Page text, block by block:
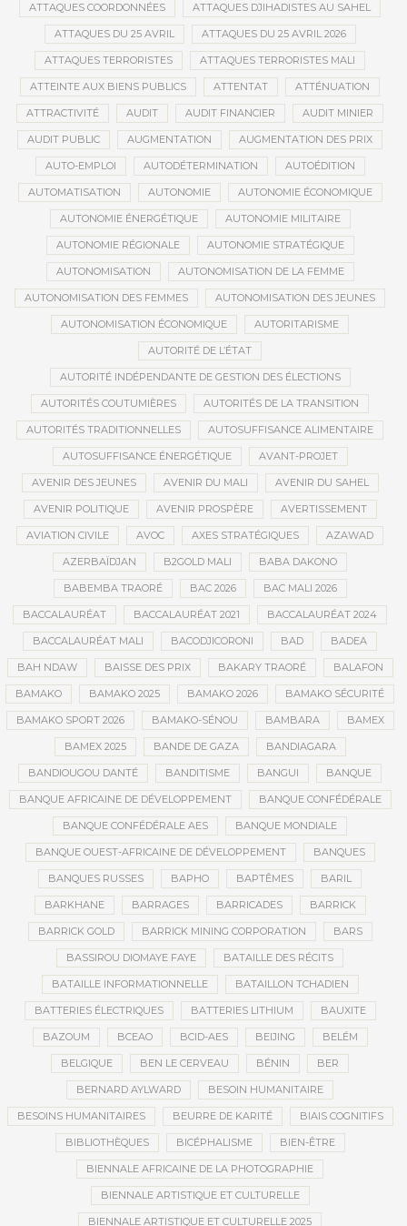
ATTAQUES COORDONNÉES ATTAQUES DJIHADISTES AU SAHEL
ATTAQUES DU 25 AVRIL ATTAQUES DU 25 AVRIL 2026
ATTAQUES TERRORISTES ATTAQUES TERRORISTES MALI
ATTEINTE AUX BIENS PUBLICS ATTENTAT ATTÉNUATION
ATTRACTIVITÉ AUDIT AUDIT FINANCIER AUDIT MINIER
AUDIT PUBLIC AUGMENTATION AUGMENTATION DES PRIX
AUTO-EMPLOI AUTODÉTERMINATION AUTOÉDITION
AUTOMATISATION AUTONOMIE AUTONOMIE ÉCONOMIQUE
AUTONOMIE ÉNERGÉTIQUE AUTONOMIE MILITAIRE
AUTONOMIE RÉGIONALE AUTONOMIE STRATÉGIQUE
AUTONOMISATION AUTONOMISATION DE LA FEMME
AUTONOMISATION DES FEMMES AUTONOMISATION DES JEUNES
AUTONOMISATION ÉCONOMIQUE AUTORITARISME
AUTORITÉ DE L’ÉTAT
AUTORITÉ INDÉPENDANTE DE GESTION DES ÉLECTIONS
AUTORITÉS COUTUMIÈRES AUTORITÉS DE LA TRANSITION
AUTORITÉS TRADITIONNELLES AUTOSUFFISANCE ALIMENTAIRE
AUTOSUFFISANCE ÉNERGÉTIQUE AVANT-PROJET
AVENIR DES JEUNES AVENIR DU MALI AVENIR DU SAHEL
AVENIR POLITIQUE AVENIR PROSPÈRE AVERTISSEMENT
AVIATION CIVILE AVOC AXES STRATÉGIQUES AZAWAD
AZERBAÏDJAN B2GOLD MALI BABA DAKONO
BABEMBA TRAORÉ BAC 2026 BAC MALI 2026
BACCALAURÉAT BACCALAURÉAT 2021 BACCALAURÉAT 2024
BACCALAURÉAT MALI BACODJICORONI BAD BADEA
BAH NDAW BAISSE DES PRIX BAKARY TRAORÉ BALAFON
BAMAKO BAMAKO 2025 BAMAKO 2026 BAMAKO SÉCURITÉ
BAMAKO SPORT 2026 BAMAKO-SÉNOU BAMBARA BAMEX
BAMEX 2025 BANDE DE GAZA BANDIAGARA
BANDIOUGOU DANTÉ BANDITISME BANGUI BANQUE
BANQUE AFRICAINE DE DÉVELOPPEMENT BANQUE CONFÉDÉRALE
BANQUE CONFÉDÉRALE AES BANQUE MONDIALE
BANQUE OUEST-AFRICAINE DE DÉVELOPPEMENT BANQUES
BANQUES RUSSES BAPHO BAPTÊMES BARIL
BARKHANE BARRAGES BARRICADES BARRICK
BARRICK GOLD BARRICK MINING CORPORATION BARS
BASSIROU DIOMAYE FAYE BATAILLE DES RÉCITS
BATAILLE INFORMATIONNELLE BATAILLON TCHADIEN
BATTERIES ÉLECTRIQUES BATTERIES LITHIUM BAUXITE
BAZOUM BCEAO BCID-AES BEIJING BELÉM
BELGIQUE BEN LE CERVEAU BÉNIN BER
BERNARD AYLWARD BESOIN HUMANITAIRE
BESOINS HUMANITAIRES BEURRE DE KARITÉ BIAIS COGNITIFS
BIBLIOTHÈQUES BICÉPHALISME BIEN-ÊTRE
BIENNALE AFRICAINE DE LA PHOTOGRAPHIE
BIENNALE ARTISTIQUE ET CULTURELLE
BIENNALE ARTISTIQUE ET CULTURELLE 2025